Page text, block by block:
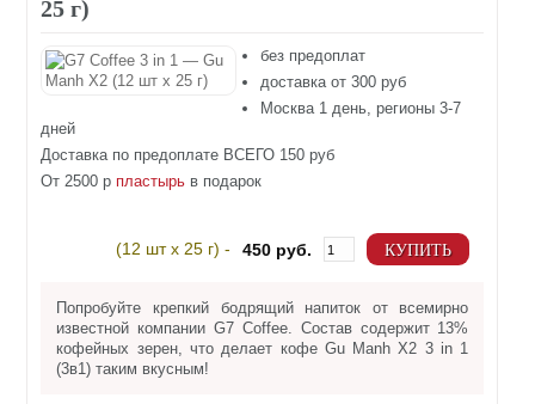
25 г)
без предоплат
доставка от 300 руб
Москва 1 день, регионы 3-7
дней
Доставка по предоплате ВСЕГО 150 руб
От 2500 р пластырь в подарок
(12 шт х 25 г) - 450 руб. КУПИТЬ
Попробуйте крепкий бодрящий напиток от всемирно
известной компании G7 Coffee. Состав содержит 13%
кофейных зерен, что делает кофе Gu Manh X2 3 in 1
(3в1) таким вкусным!